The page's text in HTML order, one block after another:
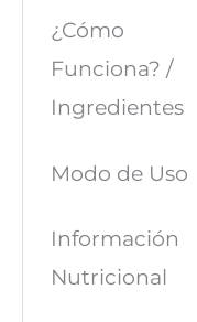
¿Cómo
Funciona? /
Ingredientes
Modo de Uso
Información
Nutricional